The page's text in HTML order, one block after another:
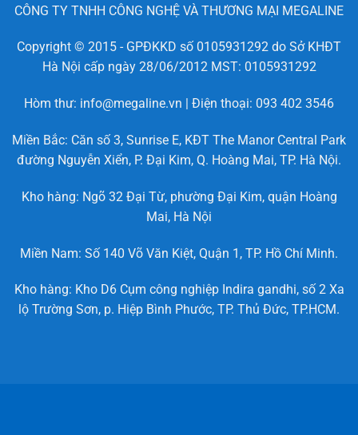
CÔNG TY TNHH CÔNG NGHỆ VÀ THƯƠNG MẠI MEGALINE
Copyright © 2015 - GPĐKKD số 0105931292 do Sở KHĐT
Hà Nội cấp ngày 28/06/2012 MST: 0105931292
Hòm thư: info@megaline.vn | Điện thoại: 093 402 3546
Miền Bắc: Căn số 3, Sunrise E, KĐT The Manor Central Park
đường Nguyễn Xiển, P. Đại Kim, Q. Hoàng Mai, TP. Hà Nội.
Kho hàng: Ngõ 32 Đại Từ, phường Đại Kim, quận Hoàng
Mai, Hà Nội
Miền Nam: Số 140 Võ Văn Kiệt, Quận 1, TP. Hồ Chí Minh.
Kho hàng: Kho D6 Cụm công nghiệp Indira gandhi, số 2 Xa
lộ Trường Sơn, p. Hiệp Bình Phước, TP. Thủ Đức, TP.HCM.